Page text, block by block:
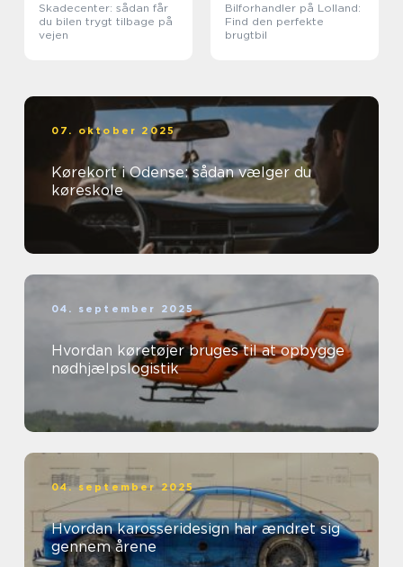
Skadecenter: sådan får
du bilen trygt tilbage på
vejen
Bilforhandler på Lolland:
Find den perfekte
brugtbil
07. oktober 2025
Kørekort i Odense: sådan vælger du
køreskole
04. september 2025
Hvordan køretøjer bruges til at opbygge
nødhjælpslogistik
04. september 2025
Hvordan karosseridesign har ændret sig
gennem årene